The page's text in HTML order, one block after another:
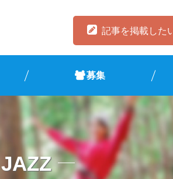
記事を掲載した
募集
JAZZ